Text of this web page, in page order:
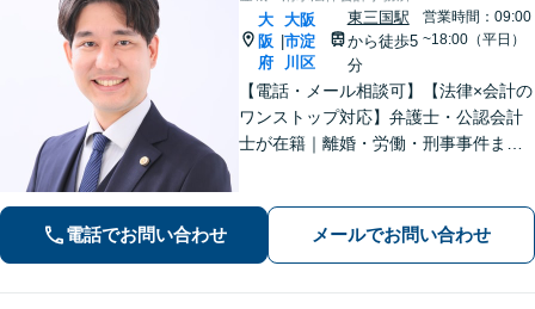
大
阪
府
大阪
市淀
川区
東三国駅
から徒歩5
分
営業時間：09:00
~18:00（平日）
【電話・メール相談可】【法律×会計の
ワンストップ対応】弁護士・公認会計
士が在籍｜離婚・労働・刑事事件まで
をご提案します
電話でお問い合わせ メールでお問い合わせ